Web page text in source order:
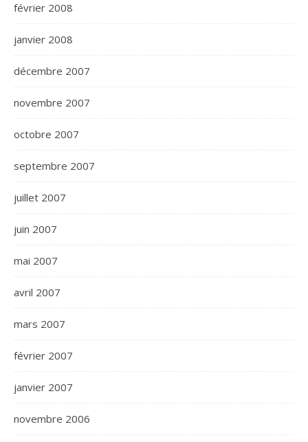
février 2008
janvier 2008
décembre 2007
novembre 2007
octobre 2007
septembre 2007
juillet 2007
juin 2007
mai 2007
avril 2007
mars 2007
février 2007
janvier 2007
novembre 2006